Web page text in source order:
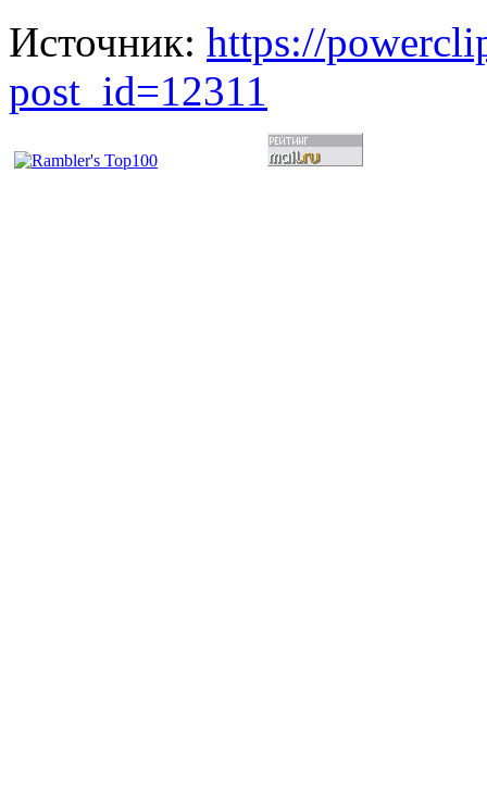
Источник: https://
post_id=12311